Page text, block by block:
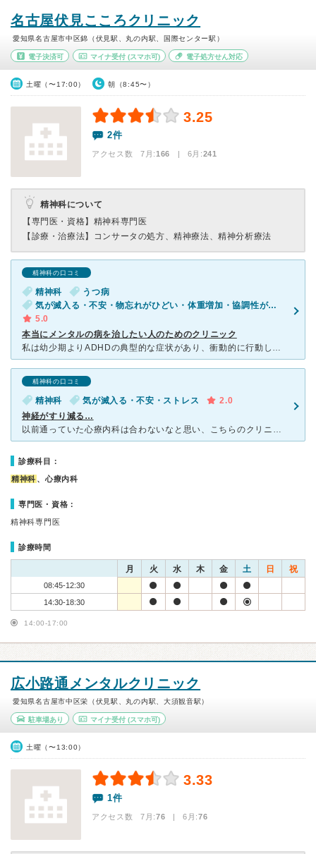
名古屋伏見こころクリニック
愛知県名古屋市中区錦（伏見駅、丸の内駅、国際センター駅）
電子決済可 マイナ受付(スマホ可) 電子処方せん対応
土曜（〜17:00） 朝（8:45〜）
3.25
2件
アクセス数 7月:166 | 6月:241
精神科について
【専門医・資格】 精神科専門医
【診療・治療法】 コンサータの処方、精神療法、精神分析療法
精神科の口コミ
精神科
うつ病
気が滅入る・不安・物忘れがひどい・体重増加・協調性がない・落ち着きがない（子供）
5.0
本当にメンタルの病を治したい人のためのクリニック
私は幼少期よりADHDの典型的な症状があり、衝動的に行動してしまうため、学生時代より周りとのコミュニケーションが上手く取れず、繰り返し衝突を引き起こしてきました。 今回、メンタルを病み本当に治したい
精神科の口コミ
精神科 気が滅入る・不安・ストレス
2.0
神経がすり減る…
以前通っていた心療内科は合わないなと思い、こちらのクリニックを受診しました。 受付の対応の方が気さくな方で、初めての場所でも安心しました。 初診ということで緊張しました。 まだコロナも流行ってい
診療科目：
精神科 、心療内科
専門医・資格：
精神科専門医
診療時間
月 火 水 木 金 土 日 祝
08:45-12:30
14:30-18:30
14:00-17:00
広小路通メンタルクリニック
愛知県名古屋市中区栄（伏見駅、丸の内駅、大須観音駅）
駐車場あり マイナ受付(スマホ可)
土曜（〜13:00）
3.33
1件
アクセス数 7月:76 | 6月:76